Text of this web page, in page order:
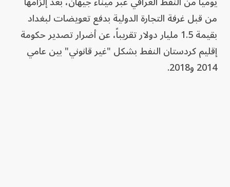
من قبل غرفة التجارة الدولية بدفع تعويضات لبغداد
بقيمة 1.5 مليار دولار تقريباً، عن أضرار تصدير حكومة
إقليم كردستان النفط بشكل "غير قانوني" بين عامي
2014 و2018.